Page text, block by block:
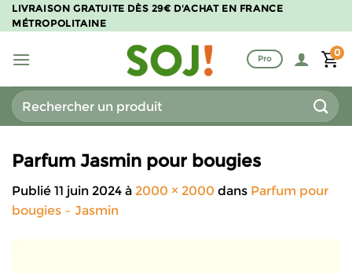
Passer
au
LIVRAISON GRATUITE DÈS 29€ D'ACHAT EN FRANCE
MÉTROPOLITAINE
Pro
0
Recherche
pour :
Parfum Jasmin pour bougies
Publié 11 juin 2024 à 2000 × 2000 dans Parfum pour
bougies – Jasmin